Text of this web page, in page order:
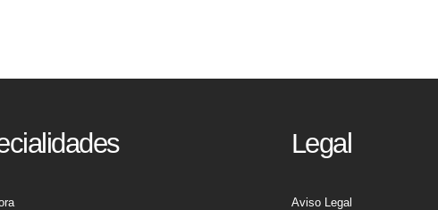
Legal
Aviso Legal